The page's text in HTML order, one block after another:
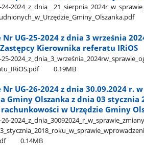
Nr UG-25-2024 z dnia 3 września
Kierownika referatu IRiOS
0.19MB
Nr UG-26-2024 z dnia 30.09.2024 r.
Gminy Olszanka z dnia 03
w Urzędzie Gminy
0.14MB